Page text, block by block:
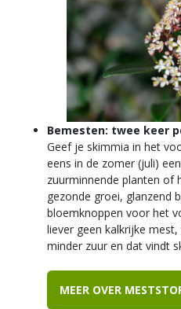
Bemesten: twee keer
Geef je skimmia in het
eens in de zomer (juli)
zuurminnende planten of
gezonde groei, glanzend
bloemknoppen voor het
liever geen kalkrijke
minder zuur en dat vindt
MEER OVER